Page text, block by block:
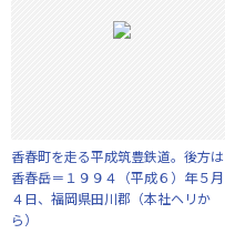
香春町を走る平成筑豊鉄道。後方は
香春岳＝１９９４（平成６）年５月
４日、福岡県田川郡（本社ヘリか
ら）